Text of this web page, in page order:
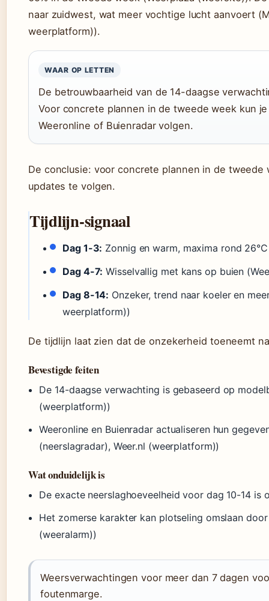
naar zuidwest, wat meer vochtige lucht aanvoert
weerplatform)).
WAAR OP LETTEN
De betrouwbaarheid van de 14-daagse
Voor concrete plannen in de tweede week kun
Weeronline of Buienradar volgen.
De conclusie: voor concrete plannen in de
updates te volgen.
Tijdlijn-signaal
Dag 1-3: Zonnig en warm, maxima rond
Dag 4-7: Wisselvallig met kans op buien
Dag 8-14: Onzeker, trend naar koeler en
weerplatform))
De tijdlijn laat zien dat de onzekerheid toeneemt
Bevestigde feiten
De 14-daagse verwachting is gebaseerd op
(weerplatform))
Weeronline en Buienradar actualiseren hun
(neerslagradar), Weer.nl (weerplatform))
Wat onduidelijk is
De exacte neerslaghoeveelheid voor dag 10-14 is
Het zomerse karakter kan plotseling omslaan
(weeralarm))
Weersverwachtingen voor meer dan 7 dagen
foutenmarge.